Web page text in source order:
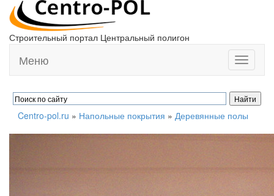
Строительный портал Центральный полигон
Toggle
Меню
Centro-pol.ru » Напольные покрытия » Деревянные полы